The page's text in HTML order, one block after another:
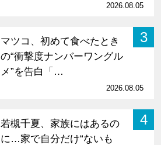
2026.08.05
3
マツコ、初めて食べたとき
の“衝撃度ナンバーワングル
メ”を告白「…
2026.08.05
4
若槻千夏、家族にはあるの
に…家で自分だけ“ないも